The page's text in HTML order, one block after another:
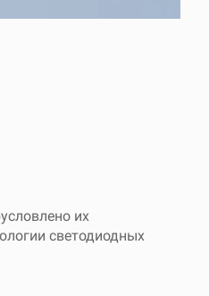
их
светодиодных